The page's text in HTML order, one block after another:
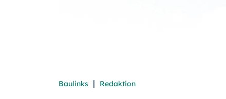
Baulinks | Redaktion